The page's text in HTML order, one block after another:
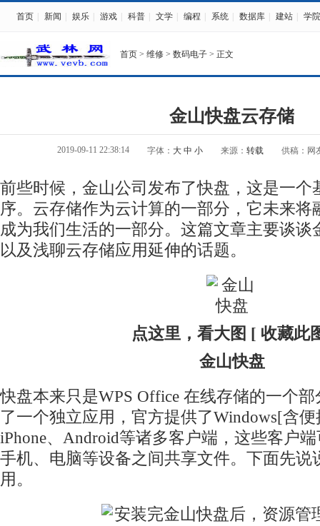
首页 新闻 娱乐 游戏 科普 文学 编程 系统 数据库 建站 学院
首页 > 维修 > 数码电子 > 正文
金山快盘云存储
2019-09-11 22:38:14 字体： 大 中 小 来源： 转载 供稿：网
前些时候，金山公司发布了快盘，这是一个
序。云存储作为云计算的一部分，它未来将
成为我们生活的一部分。这篇文章主要谈谈
以及浅聊云存储应用延伸的话题。
点这里，看大图 [ 收藏此
金山快盘
快盘本来只是WPS Office 在线存储的一个
了一个独立应用，官方提供了Windows[含
iPhone、Android等诸多客户端，这些客户
手机、 电脑等设备之间共享文件。下面先说
用。